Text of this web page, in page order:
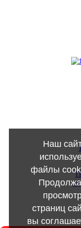
Наш
файлы
страниц
вы